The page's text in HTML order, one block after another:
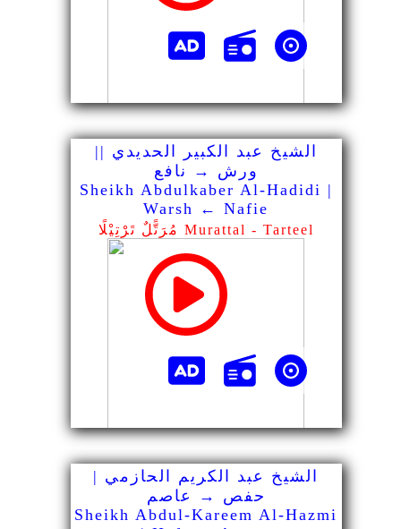
الشيخ عبد الكبير الحديدي ||
ورش → نافع
Sheikh Abdulkaber Al-Hadidi |
Warsh ← Nafie
مُرَتًّلٌ تَرْتِيْلًا Murattal - Tarteel
الشيخ عبد الكريم الحازمي |
حفص → عاصم
Sheikh Abdul-Kareem Al-Hazmi